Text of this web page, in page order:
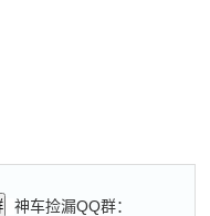
神车捡漏QQ群：